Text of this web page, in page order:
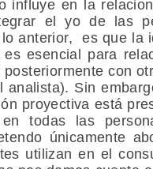
influye en la
el yo de las
anterior, es que la
es esencial para
posteriormente con
analista). Sin
proyectiva está
todas las
únicamente
utilizan en el